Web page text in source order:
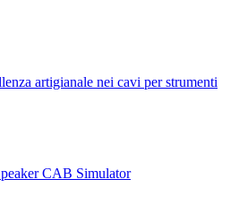
artigianale nei cavi per strumenti
RADAR Speaker CAB Simulator